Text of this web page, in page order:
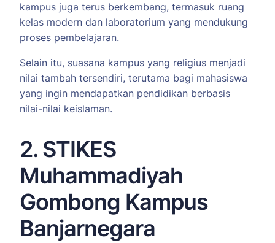
kampus juga terus berkembang, termasuk ruang
kelas modern dan laboratorium yang mendukung
proses pembelajaran.
Selain itu, suasana kampus yang religius menjadi
nilai tambah tersendiri, terutama bagi mahasiswa
yang ingin mendapatkan pendidikan berbasis
nilai-nilai keislaman.
2. STIKES
Muhammadiyah
Gombong Kampus
Banjarnegara